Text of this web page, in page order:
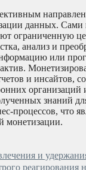
данных. Сами
ограниченную
анализ и
или
и инсайтов,
организаций
знаний
процессов, что
монетизации.
и
реагирования